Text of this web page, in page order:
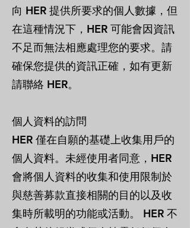
向 HER 提供所要求的個人數據，但
在這種情況下，HER 可能會因資訊
不足而無法相應處理您的要求。請
確保您提供的資訊正確，如有更新
請聯絡 HER。
個人資料的訪問
HER 僅在自願的基礎上收集用戶的
個人資料。未經使用者同意，HER
會將個人資料的收集和使用限制於
與慈善募款直接相關的目的以及收
集時所載明的功能或活動。 HER 不